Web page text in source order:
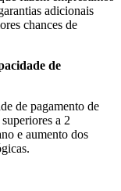
adicionais
chances de
de
de pagamento de
a 2
e aumento dos